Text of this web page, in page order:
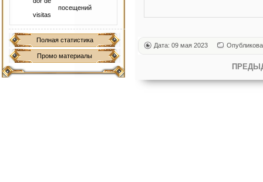
Полная статистика
Промо материалы
Дата: 09 мая 2023